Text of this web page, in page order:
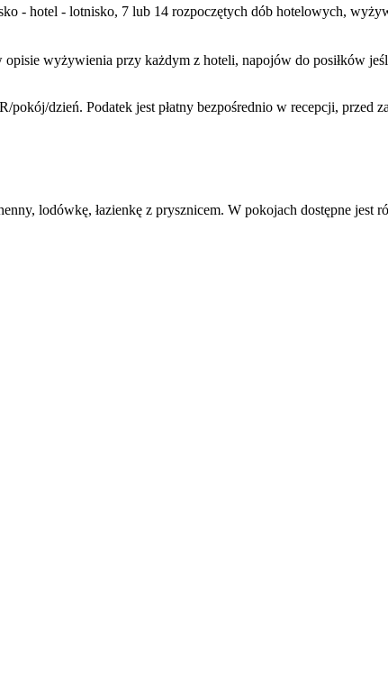
- hotel - lotnisko, 7 lub 14 rozpoczętych dób hotelowych,
wyżywienia przy każdym z hoteli, napojów do posiłków
dzień. Podatek jest płatny bezpośrednio w recepcji, przed
lodówkę, łazienkę z prysznicem. W pokojach dostępne jest